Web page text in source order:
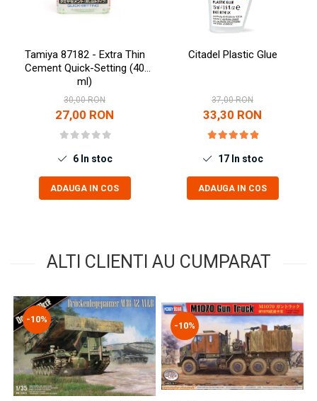
Tamiya 87182 - Extra Thin
Cement Quick-Setting (40
ml)
30,00 RON
27,00 RON
6In stoc
ADAUGA IN COS
Citadel Plastic Glue
37,00 RON
33,30 RON
17In stoc
ADAUGA IN COS
ALTI CLIENTI AU CUMPARAT
-10%
-10%